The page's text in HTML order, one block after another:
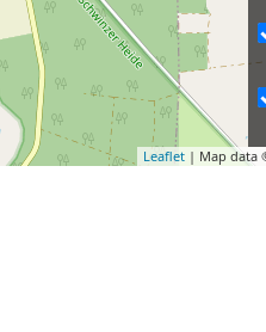
Leaflet | Map data